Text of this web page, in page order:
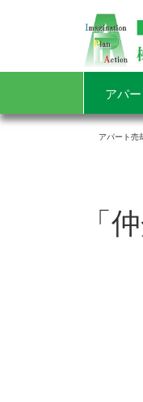
アパ
アパート売
「